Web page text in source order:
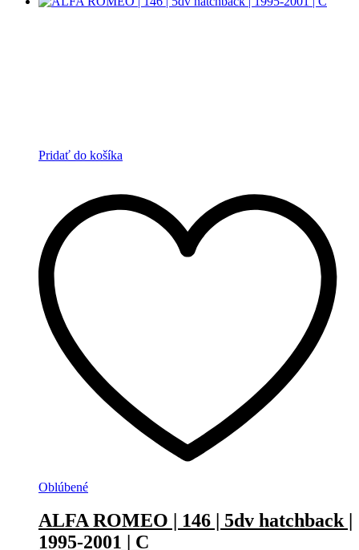
Pridať do košíka
Oblúbené
ALFA ROMEO | 146 | 5dv hatchback |
1995-2001 | C